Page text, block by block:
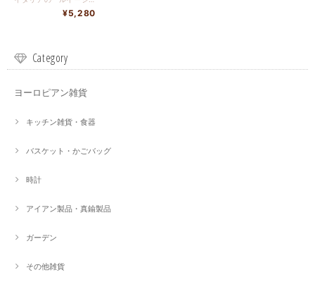
¥5,280
Category
ヨーロピアン雑貨
キッチン雑貨・食器
バスケット・かごバッグ
時計
アイアン製品・真鍮製品
ガーデン
その他雑貨